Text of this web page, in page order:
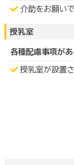
介助をお願い
授乳室
各種配慮事項があ
授乳室が設置